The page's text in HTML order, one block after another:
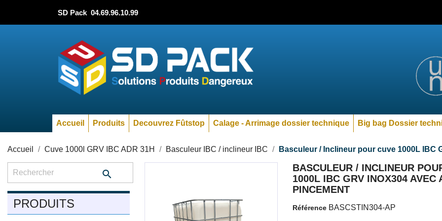
SD Pack 04.69.96.10.99
Accueil Produits Decouvrez Fûtstop Calage - Arrimage dossier technique Big bag Dossier
Accueil Cuve 1000l GRV IBC ADR 31H Basculeur IBC / inclineur IBC Basculeur / Inclineur pour cuve 1000L IBC

PRODUITS
BASCULEUR / INCLINEUR
1000L IBC GRV INOX304 AVEC
PINCEMENT
Référence BASCSTIN304-AP